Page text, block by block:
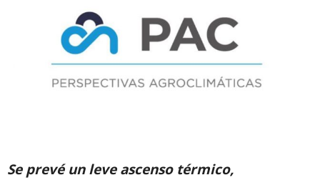
Se prevé un leve ascenso térmico,